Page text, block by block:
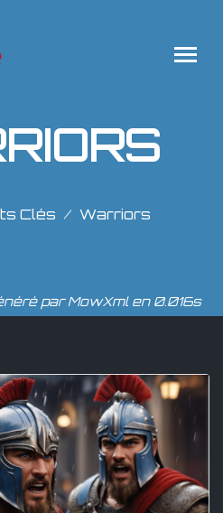
Clés Warriors
par MowXml en 0.016s